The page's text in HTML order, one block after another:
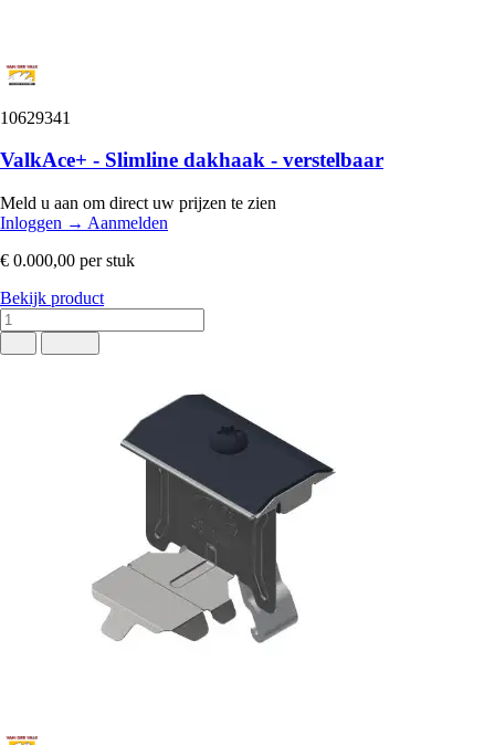
10629341
ValkAce+ - Slimline dakhaak - verstelbaar
Meld u aan om direct uw prijzen te zien
Inloggen → Aanmelden
€ 0.000,00 per stuk
Bekijk product